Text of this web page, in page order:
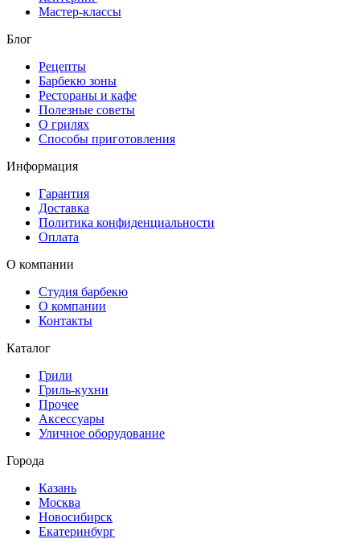
Мастер-классы
Блог
Рецепты
Барбекю зоны
Рестораны и кафе
Полезные советы
О грилях
Способы приготовления
Информация
Гарантия
Доставка
Политика конфиденциальности
Оплата
О компании
Студия барбекю
О компании
Контакты
Каталог
Грили
Гриль-кухни
Прочее
Аксессуары
Уличное оборудование
Города
Казань
Москва
Новосибирск
Екатеринбург